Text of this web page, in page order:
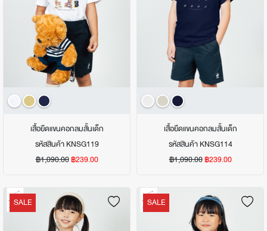
เสื้อยืดแขนคอกลมสั้นเด็ก
รหัสสินค้า KNSG119
฿1,090.00 ฿239.00
เสื้อยืดแขนคอกลมสั้นเด็ก
รหัสสินค้า KNSG114
฿1,090.00 ฿239.00
SALE SALE